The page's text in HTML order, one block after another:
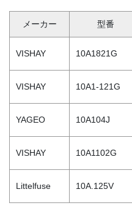
メーカー 型番
VISHAY 10A1821G
VISHAY 10A1-121G
YAGEO 10A104J
VISHAY 10A1102G
Littelfuse 10A.125V